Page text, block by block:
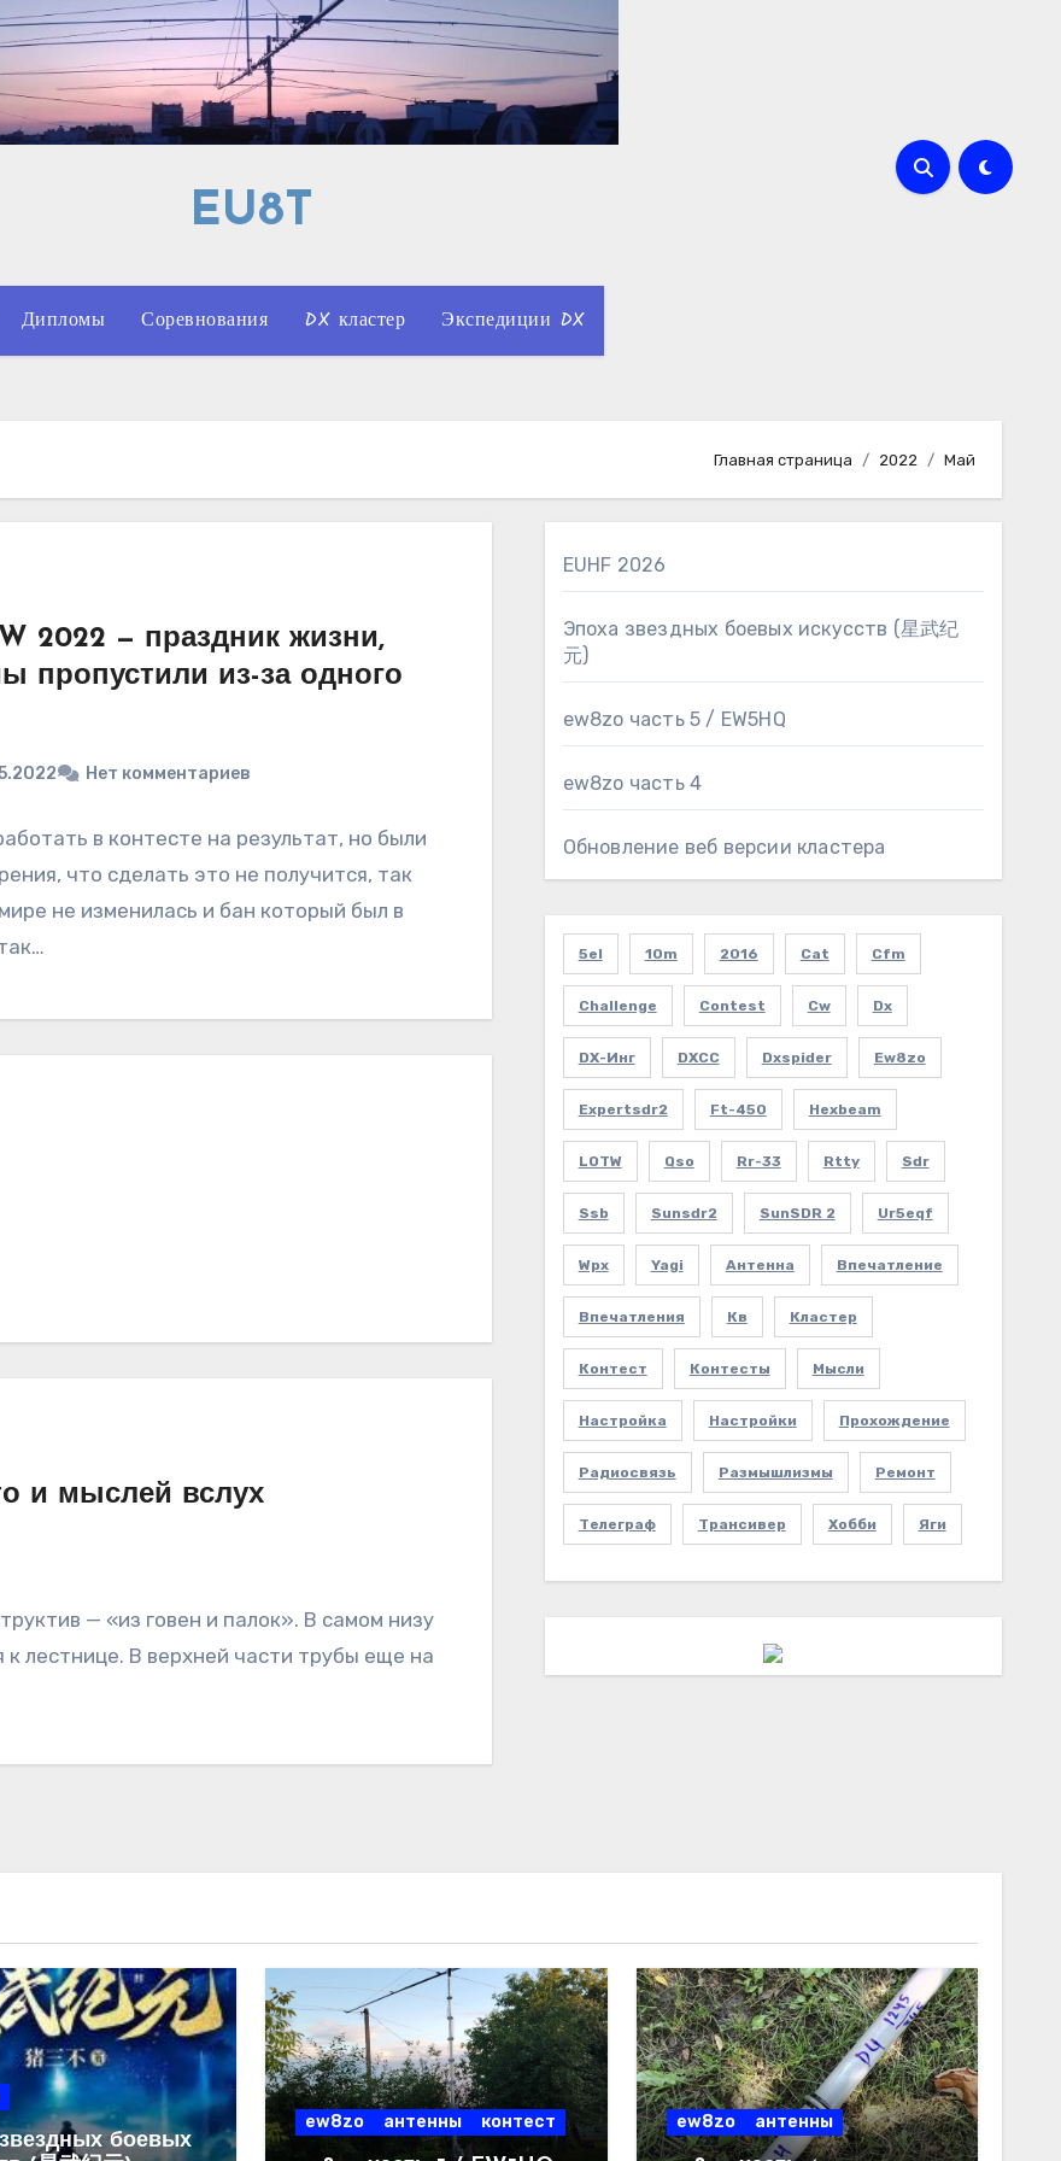
EU8T
Дипломы Соревнования DX кластер Экспедиции DX
Главная страница 2022 Май
2022 — праздник жизни,
пропустили из-за одного
Нет комментариев
в контесте на результат, но были
что сделать это не получится, так
не изменилась и бан который был в
и мыслей вслух
— «из говен и палок». В самом низу
лестнице. В верхней части трубы еще на
EUHF 2026
Эпоха звездных боевых искусств (星武纪
元)
ew8zo часть 5 / EW5HQ
ew8zo часть 4
Обновление веб версии кластера
5el 10m 2016 Cat Cfm
Challenge Contest Cw Dx
DX-Инг DXCC Dxspider Ew8zo
Expertsdr2 Ft-450 Hexbeam
LOTW Qso Rr-33 Rtty Sdr
Ssb Sunsdr2 SunSDR 2 Ur5eqf
Wpx Yagi Антенна Впечатление
Впечатления Кв Кластер
Контест Контесты Мысли
Настройка Настройки Прохождение
Радиосвязь Размышлизмы Ремонт
Телеграф Трансивер Хобби Яги
боевых
ew8zo антенны контест ew8zo антенны